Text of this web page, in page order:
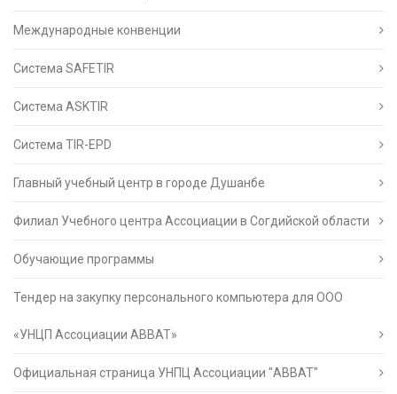
Международные конвенции
Система SAFETIR
Система ASKTIR
Система TIR-EPD
Главный учебный центр в городе Душанбе
Филиал Учебного центра Ассоциации в Согдийской области
Обучающие программы
Тендер на закупку персонального компьютера для ООО
«УНЦП Ассоциации АВВАТ»
Официальная страница УНПЦ Ассоциации "АВВАТ"